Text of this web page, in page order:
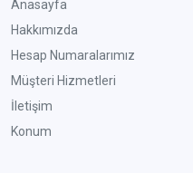
Anasayfa
Hakkımızda
Hesap Numaralarımız
Müşteri Hizmetleri
İletişim
Konum